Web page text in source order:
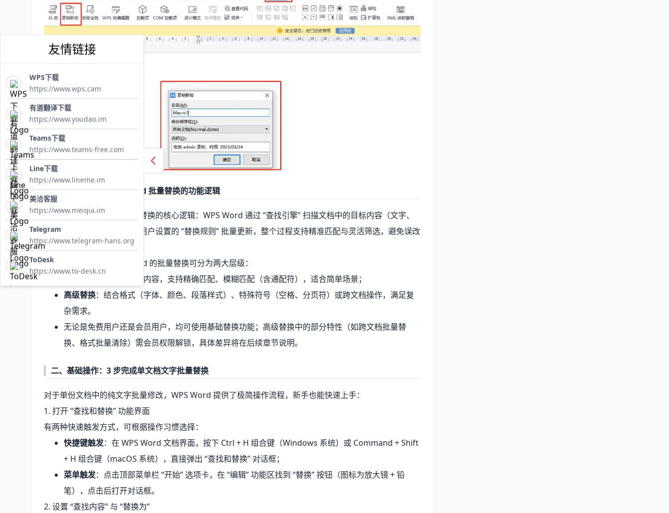
Word 批量替换的功能逻辑
在学习操作前，先理解批量替换的核心逻辑：WPS Word 通过 “查找引擎” 扫描文档中的目标内容（文字、
格式或特殊符号），再根据用户设置的 “替换规则” 批量更新，整个过程支持精准匹配与灵活筛选，避免误改
无关内容。
根据操作复杂度，WPS Word 的批量替换可分为两大层级：
：针对纯文字内容，支持精确匹配、模糊匹配（含通配符），适合简单场景；
高级替换：结合格式（字体、颜色、段落样式）、特殊符号（空格、分页符）或跨文档操作，满足复
杂需求。
无论是免费用户还是会员用户，均可使用基础替换功能；高级替换中的部分特性（如跨文档批量替
换、格式批量清除）需会员权限解锁，具体差异将在后续章节说明。
二、基础操作：3 步完成单文档文字批量替换
对于单份文档中的纯文字批量修改，WPS Word 提供了极简操作流程，新手也能快速上手：
1. 打开 “查找和替换” 功能界面
有两种快速触发方式，可根据操作习惯选择：
快捷键触发：在 WPS Word 文档界面，按下 Ctrl + H 组合键（Windows 系统）或 Command + Shift
+ H 组合键（macOS 系统），直接弹出 “查找和替换” 对话框；
菜单触发：点击顶部菜单栏 “开始” 选项卡，在 “编辑” 功能区找到 “替换” 按钮（图标为放大镜 + 铅
笔），点击后打开对话框。
2. 设置 “查找内容” 与 “替换为”
友情链接
WPS下载
https://www.wps.cam
有道翻译下载
https://www.youdao.im
Teams下载
https://www.teams-free.com
Line下载
https://www.lineme.im
美洽客服
https://www.meiqia.im
Telegram
https://www.telegram-hans.org
ToDesk
https://www.to-desk.cn